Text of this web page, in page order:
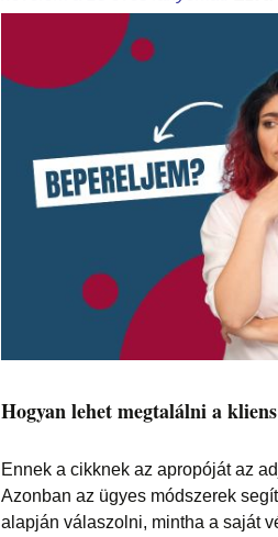
Hogyan lehet megtalálni a
Ennek a cikknek az apropóját az
Azonban az ügyes módszerek
alapján válaszolni, mintha a saját